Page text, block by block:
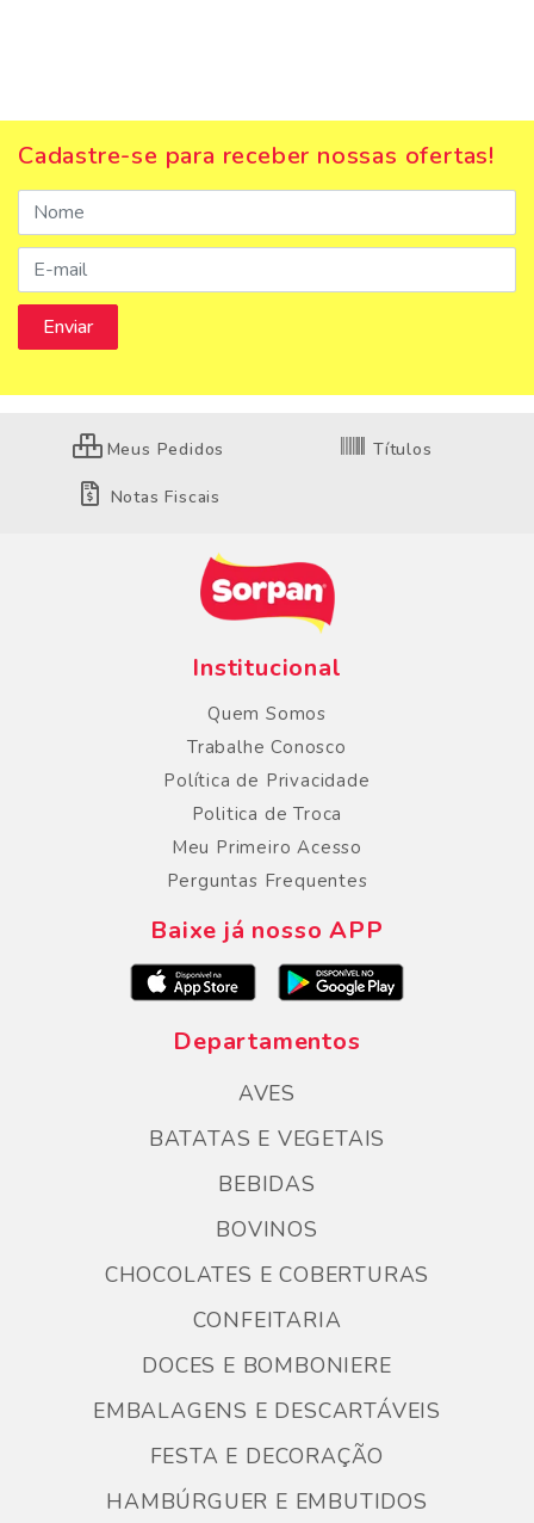
Cadastre-se para receber nossas ofertas!
Meus Pedidos Títulos
Notas Fiscais
Institucional
Quem Somos
Trabalhe Conosco
Política de Privacidade
Politica de Troca
Meu Primeiro Acesso
Perguntas Frequentes
Baixe já nosso APP
Departamentos
AVES
BATATAS E VEGETAIS
BEBIDAS
BOVINOS
CHOCOLATES E COBERTURAS
CONFEITARIA
DOCES E BOMBONIERE
EMBALAGENS E DESCARTÁVEIS
FESTA E DECORAÇÃO
HAMBÚRGUER E EMBUTIDOS